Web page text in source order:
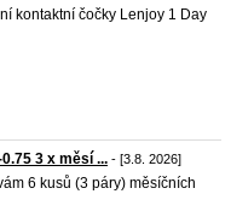
kontaktní čočky Lenjoy 1 Day
3 x měsí ... - [3.8. 2026]
6 kusů (3 páry) měsíčních